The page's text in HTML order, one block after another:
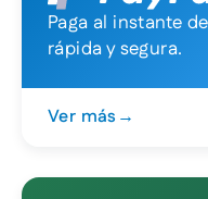
Paga al instante
rápida y segura.
Ver más →